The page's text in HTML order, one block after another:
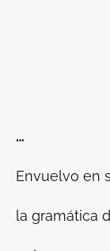
…
Envuelvo en
la gramática